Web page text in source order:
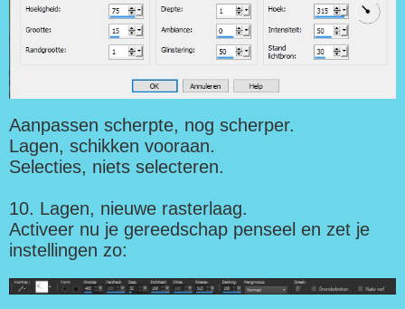
Aanpassen scherpte, nog scherper.
Lagen, schikken vooraan.
Selecties, niets selecteren.
10. Lagen, nieuwe rasterlaag.
Activeer nu je gereedschap penseel en zet je
instellingen zo: